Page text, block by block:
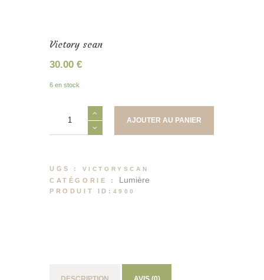
Victory scan
30.00 €
6 en stock
AJOUTER AU PANIER
UGS : VICTORYSCAN
CATÉGORIE : Lumière
PRODUIT ID: 4900